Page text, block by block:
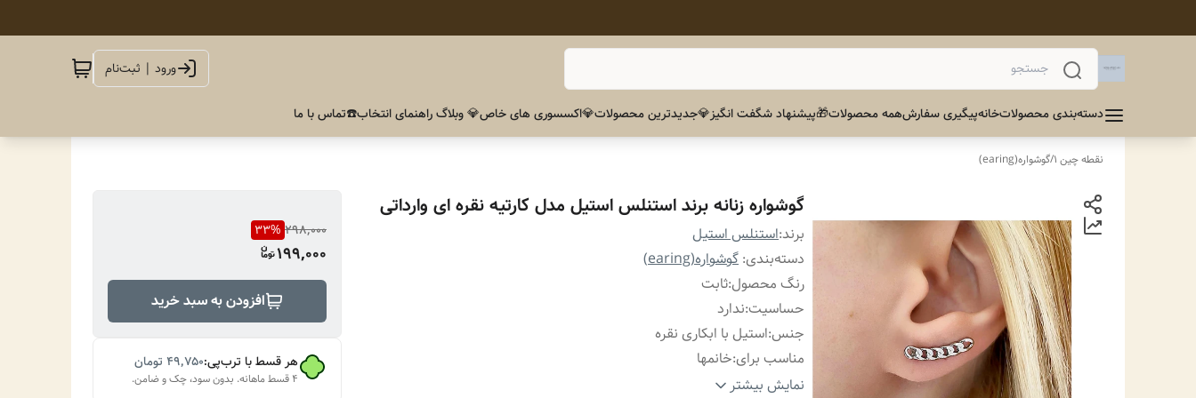
ورود | ثبت‌نام
دسته‌بندی محصولاتخانهپیگیری سفارشهمه محصولات🎁پیشنهاد شگفت انگیز💎جدیدترین محصولات💎اکسسوری های خاص💎 وبلاگ راهنمای انتخاب☎️تماس با ما
نقطه چین 1 /گوشواره(earing)
گوشواره زنانه برند استنلس استیل مدل کارتیه نقره ای وارداتی
برند:استنلس استیل
دسته‌بندی: گوشواره(earing)
رنگ محصول:ثابت
حساسیت:ندارد
جنس:استیل با ابکاری نقره
مناسب برای:خانمها
موارد استفاده برای
نمایش بیشتر
298,000
33%
199,000
افزودن به سبد خرید
هر قسط با ترب‌پی:۴۹٬۷۵۰ تومان
۴ قسط ماهانه. بدون سود، چک و ضامن.